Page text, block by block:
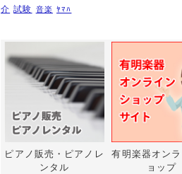
実施しました～～🎵 2026年5月2日
第22回有明楽器ピアノコンク
受賞結果・審査員講評 2026年4月
『ピアノ・アドヴェンチャー
ーシックシリーズセミナー
Vol,1』講座のお知らせ
新型エレクトーン「ELS03シリ
介 試験 音楽 ﾔﾏﾊ
ピアノ販売・ピアノレ
ンタル
有明楽器オン
ョップ